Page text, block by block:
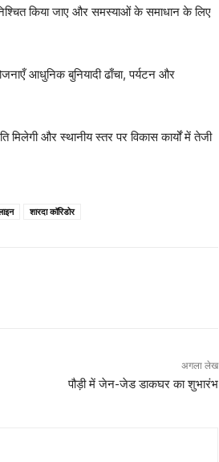
किया जाए और समस्याओं के समाधान के लिए
आधुनिक बुनियादी ढाँचा, पर्यटन और
मिलेगी और स्थानीय स्तर पर विकास कार्यों में तेजी
शारदा कॉरिडोर
अगला लेख
पौड़ी में जेन-जेड डाकघर का शुभारंभ